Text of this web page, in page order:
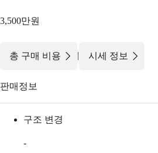
3,500만원
총 구매 비용 | 시세 정보
판매정보
구조 변경
-